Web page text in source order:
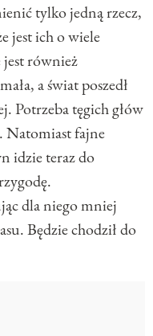
tylko jedną rzecz,
jest ich o wiele
jest również
a świat poszedł
Potrzeba tęgich głów
Natomiast fajne
idzie teraz do
dla niego mniej
Będzie chodził do